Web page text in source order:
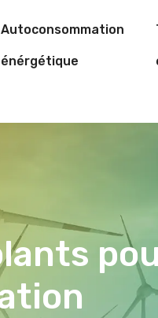
Autoconsommation
énérgétique